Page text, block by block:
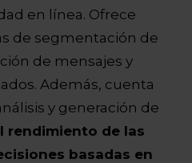
en línea. Ofrece
de segmentación de
de mensajes y
Además, cuenta
y generación de
rendimiento de las
basadas en